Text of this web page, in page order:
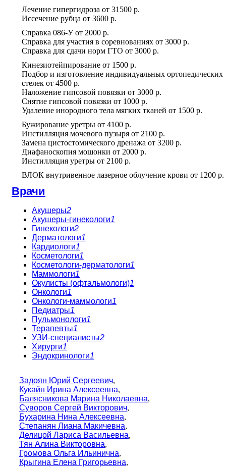
Лечение гипергидроза от 31500 р.
Иссечение рубца от 3600 р.
Справка 086-Уот 2000 р.
Справка для участия в соревнованиях от 3000 р.
Справка для сдачи норм ГТО от 3000 р.
Кинезиотейпирование от 1500 р.
Подбор и изготовление индивидуальных ортопедических
стелек от 4500 р.
Наложение гипсовой повязки от 3000 р.
Снятие гипсовой повязки от 1000 р.
Удаление инородного тела мягких тканей от 1500 р.
Бужирование уретры от 4100 р.
Инстилляция мочевого пузыря от 2100 р.
Замена цистостомического дренажа от 3200 р.
Диафаноскопия мошонки от 2000 р.
Инстилляция уретры от 2100 р.
ВЛОК внутривенное лазерное облучение крови от 1200 р.
Врачи
Акушеры2
Акушеры-гинекологи1
Гинекологи2
Дерматологи1
Кардиологи1
Косметологи1
Косметологи-дерматологи1
Маммологи1
Окулисты (офтальмологи)1
Онкологи1
Онкологи-маммологи1
Педиатры1
Пульмонологи1
Терапевты1
УЗИ-специалисты2
Хирурги1
Эндокринологи1
Задоян Юрий Сергеевич,
Кукайн Ирина Алексеевна,
Балясникова Марина Николаевна,
Суворов Сергей Викторович,
Бухарина Нина Алексеевна,
Степанян Лиана Макичевна,
Делицой Лариса Васильевна,
Тян Алина Викторовна,
Громова Ольга Ильинична,
Крыгина Елена Григорьевна,